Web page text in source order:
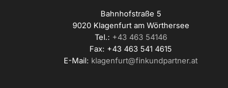
Bahnhofstraße 5
9020 Klagenfurt am Wörthersee
Tel.: +43 463 54146
Fax: +43 463 541 4615
E-Mail: klagenfurt@finkundpartner.at